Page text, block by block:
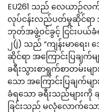
EU261 သည် လေယာဉ်လ
လုပ်ငန်းလည်ပတ်မှုဆိုင်ရာ အက
ဘုတ်အဖွဲ့ဝင်ခွင့် ငြင်းပယ်ခံ
၂(j) သည် “ကျန်းမာရေး
ဆိုင်ရာ အကြောင်းပြချ
ခရီးသွားစာရွက်စာတမ်းမ
သော အကြောင်းပြချက်မ
ခံရသော ခရီးသည်များကို
ခြင်းသည် မလုံလောက်သော